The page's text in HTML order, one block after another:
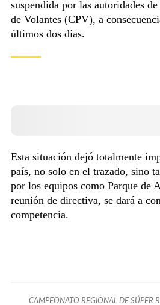
suspendida por las autoridades
de Volantes (CPV), a
últimos dos días.
Esta situación dejó totalmente
país, no solo en el trazado, sino
por los equipos como Parque de
reunión de directiva, se dará a
competencia.
CAMPEONATO REGIONAL DE SÚPER